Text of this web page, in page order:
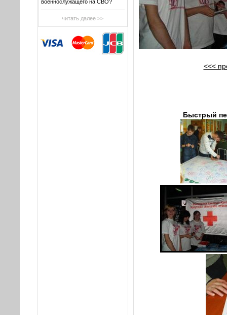
военнослужащего на СВО?
читать далее >>
<<<
Быстрый